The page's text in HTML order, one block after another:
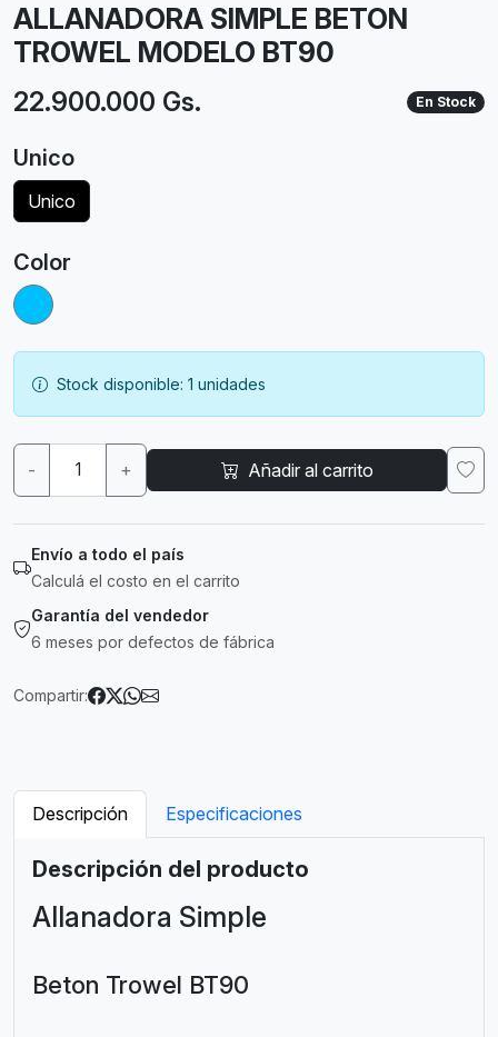
ALLANADORA SIMPLE BETON
TROWEL MODELO BT90
22.900.000 Gs. En Stock
Unico
Unico
Color
Stock disponible: 1 unidades
- + Añadir al carrito
Envío a todo el país
Calculá el costo en el carrito
Garantía del vendedor
6 meses por defectos de fábrica
Compartir:
Descripción Especificaciones
Descripción del producto
Allanadora Simple
Beton Trowel BT90